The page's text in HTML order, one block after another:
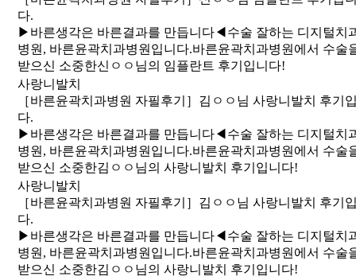
다.
​▶바른생각은 바른결과를 만듭니다◀수술 잘하는 디지털치
병원, 바른윤곽치과병원입니다. 바른윤곽치과병원에서 수술
받으신 소중한신ㅇㅇ님의 임플란트 후기입니다!
사랑니발치
［바른윤곽치과병원 자필후기］김ㅇㅇ님 사랑니발치 후기
다.
​▶바른생각은 바른결과를 만듭니다◀수술 잘하는 디지털치
병원, 바른윤곽치과병원입니다. 바른윤곽치과병원에서 수술
받으신 소중한김ㅇㅇ님의 사랑니발치 후기입니다!
사랑니발치
［바른윤곽치과병원 자필후기］김ㅇㅇ님 사랑니발치 후기
다.
​▶바른생각은 바른결과를 만듭니다◀수술 잘하는 디지털치
병원, 바른윤곽치과병원입니다. 바른윤곽치과병원에서 수술
받으신 소중한김ㅇㅇ님의 사랑니발치 후기입니다!